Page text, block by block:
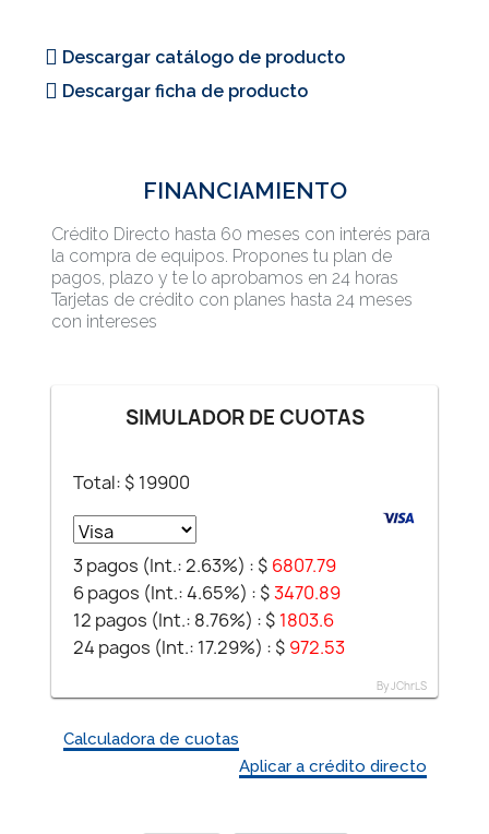
Descargar catálogo de producto
Descargar ficha de producto
FINANCIAMIENTO
Crédito Directo hasta 60 meses con interés para
la compra de equipos. Propones tu plan de
pagos, plazo y te lo aprobamos en 24 horas
Tarjetas de crédito con planes hasta 24 meses
con intereses
SIMULADOR DE CUOTAS
Total: $ 19900
3 pagos (Int.: 2.63%) : $ 6807.79
6 pagos (Int.: 4.65%) : $ 3470.89
12 pagos (Int.: 8.76%) : $ 1803.6
24 pagos (Int.: 17.29%) : $ 972.53
By JChrLS
Calculadora de cuotas
Aplicar a crédito directo